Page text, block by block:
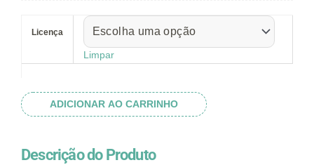
através
R$ 32.82
Licença
Limpar
Lixo
ADICIONAR AO CARRINHO
Descrição do Produto